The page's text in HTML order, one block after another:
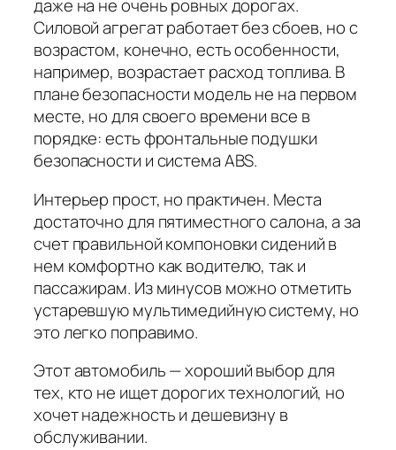
даже на не очень ровных дорогах.
Силовой агрегат работает без сбоев, но с
возрастом, конечно, есть особенности,
например, возрастает расход топлива. В
плане безопасности модель не на первом
месте, но для своего времени все в
порядке: есть фронтальные подушки
безопасности и система ABS.
Интерьер прост, но практичен. Места
достаточно для пятиместного салона, а за
счет правильной компоновки сидений в
нем комфортно как водителю, так и
пассажирам. Из минусов можно отметить
устаревшую мультимедийную систему, но
это легко поправимо.
Этот автомобиль — хороший выбор для
тех, кто не ищет дорогих технологий, но
хочет надежность и дешевизну в
обслуживании.